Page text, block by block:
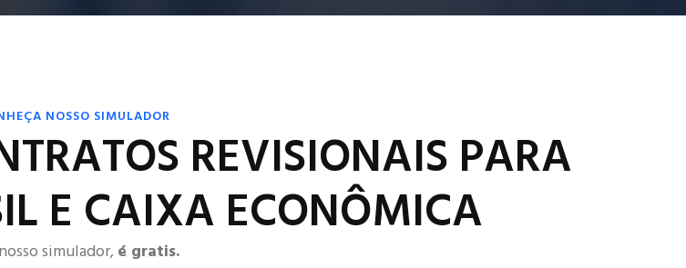
NOSSO SIMULADOR
REVISIONAIS PARA
E CAIXA ECONÔMICA
simulador, é gratis.